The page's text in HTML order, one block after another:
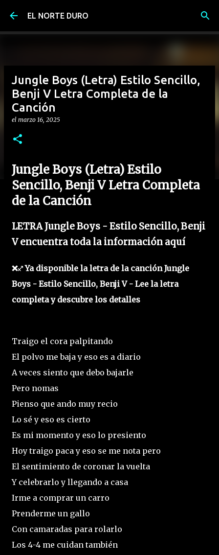
Ir al contenido principal
EL NORTE DURO
Jungle Boys (Letra) Estilo Sencillo,
Benji V Letra Completa de la
Canción
el marzo 16, 2025
Jungle Boys (Letra) Estilo
Sencillo, Benji V Letra Completa
de la Canción
LETRA Jungle Boys - Estilo Sencillo, Benji
V encuentra toda la información aquí
❌♐ Ya disponible la letra de la canción Jungle
Boys - Estilo Sencillo, Benji V - Lee la letra
completa y descubre los detalles
Traigo el cora palpitando
El polvo me baja y eso es a diario
A veces siento que debo bajarle
Pero nomas
Pienso que ando muy recio
Lo sé y eso es cierto
Es mi momento y eso lo presiento
Hoy traigo paca y eso se me nota pero
El sentimiento de coronar la vuelta
Y celebrarlo y llegando a casa
Irme a comprar un carro
Prenderme un gallo
Con camaradas para rolarlo
Los 4-4 me cuidan también